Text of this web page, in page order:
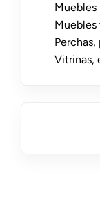
Muebles
Muebles
Vitrinas,